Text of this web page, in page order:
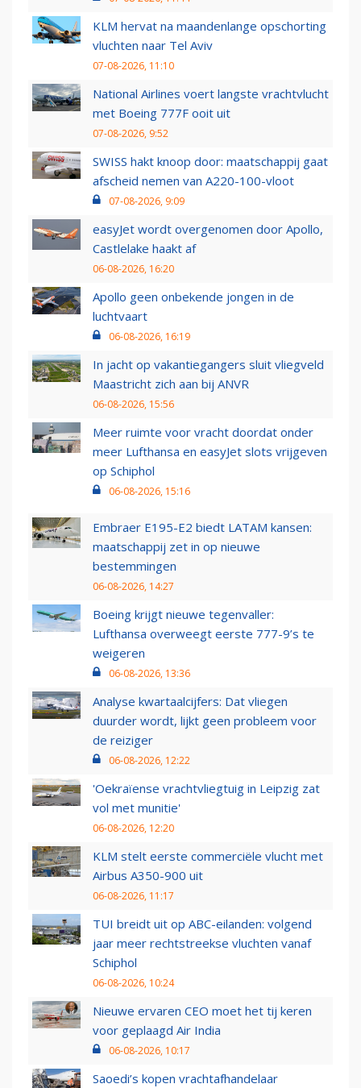
KLM hervat na maandenlange opschorting
vluchten naar Tel Aviv
07-08-2026, 11:10
National Airlines voert langste vrachtvlucht
met Boeing 777F ooit uit
07-08-2026, 9:52
SWISS hakt knoop door: maatschappij gaat
afscheid nemen van A220-100-vloot
07-08-2026, 9:09
easyJet wordt overgenomen door Apollo,
Castlelake haakt af
06-08-2026, 16:20
Apollo geen onbekende jongen in de
luchtvaart
06-08-2026, 16:19
In jacht op vakantiegangers sluit vliegveld
Maastricht zich aan bij ANVR
06-08-2026, 15:56
Meer ruimte voor vracht doordat onder
meer Lufthansa en easyJet slots vrijgeven
op Schiphol
06-08-2026, 15:16
Embraer E195-E2 biedt LATAM kansen:
maatschappij zet in op nieuwe
bestemmingen
06-08-2026, 14:27
Boeing krijgt nieuwe tegenvaller:
Lufthansa overweegt eerste 777-9’s te
weigeren
06-08-2026, 13:36
Analyse kwartaalcijfers: Dat vliegen
duurder wordt, lijkt geen probleem voor
de reiziger
06-08-2026, 12:22
'Oekraïense vrachtvliegtuig in Leipzig zat
vol met munitie'
06-08-2026, 12:20
KLM stelt eerste commerciële vlucht met
Airbus A350-900 uit
06-08-2026, 11:17
TUI breidt uit op ABC-eilanden: volgend
jaar meer rechtstreekse vluchten vanaf
Schiphol
06-08-2026, 10:24
Nieuwe ervaren CEO moet het tij keren
voor geplaagd Air India
06-08-2026, 10:17
Saoedi’s kopen vrachtafhandelaar